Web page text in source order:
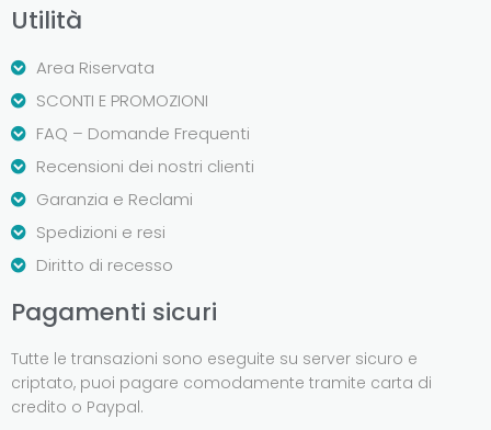
Utilità
Area Riservata
SCONTI E PROMOZIONI
FAQ – Domande Frequenti
Recensioni dei nostri clienti
Garanzia e Reclami
Spedizioni e resi
Diritto di recesso
Pagamenti sicuri
Tutte le transazioni sono eseguite su server sicuro e
criptato, puoi pagare comodamente tramite carta di
credito o Paypal.